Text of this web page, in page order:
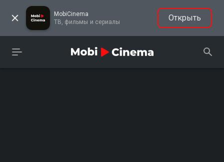
MobiCinema
ТВ, фильмы и сериалы
Открыть